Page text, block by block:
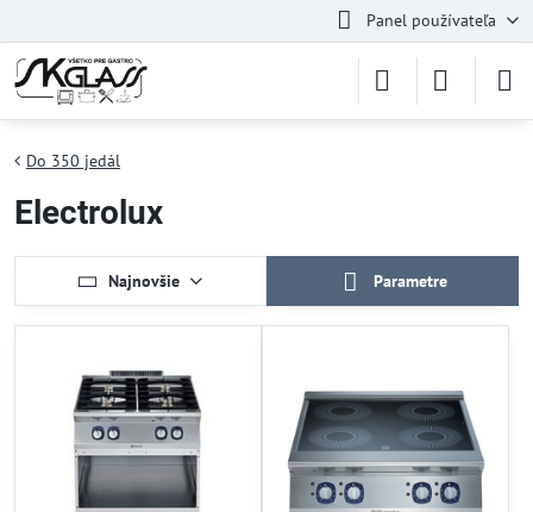
Panel používateľa
Do 350 jedál
Electrolux
Najnovšie Parametre